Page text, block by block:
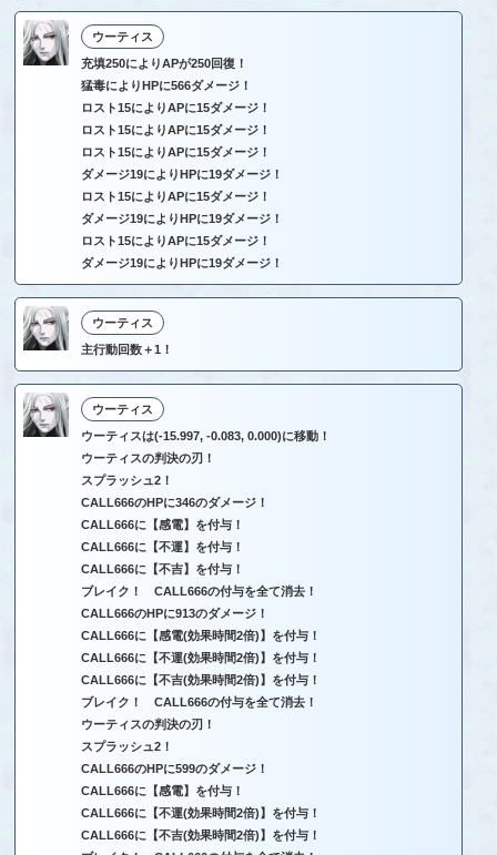
ウーティス
充填250によりAPが250回復！
猛毒によりHPに566ダメージ！
ロスト15によりAPに15ダメージ！
ロスト15によりAPに15ダメージ！
ロスト15によりAPに15ダメージ！
ダメージ19によりHPに19ダメージ！
ロスト15によりAPに15ダメージ！
ダメージ19によりHPに19ダメージ！
ロスト15によりAPに15ダメージ！
ダメージ19によりHPに19ダメージ！
ウーティス
主行動回数＋1！
ウーティス
ウーティスは(-15.997, -0.083, 0.000)に移動！
ウーティスの判決の刃！
スプラッシュ2！
CALL666のHPに346のダメージ！
CALL666に【感電】を付与！
CALL666に【不運】を付与！
CALL666に【不吉】を付与！
ブレイク！ CALL666の付与を全て消去！
CALL666のHPに913のダメージ！
CALL666に【感電(効果時間2倍)】を付与！
CALL666に【不運(効果時間2倍)】を付与！
CALL666に【不吉(効果時間2倍)】を付与！
ブレイク！ CALL666の付与を全て消去！
ウーティスの判決の刃！
スプラッシュ2！
CALL666のHPに599のダメージ！
CALL666に【感電】を付与！
CALL666に【不運(効果時間2倍)】を付与！
CALL666に【不吉(効果時間2倍)】を付与！